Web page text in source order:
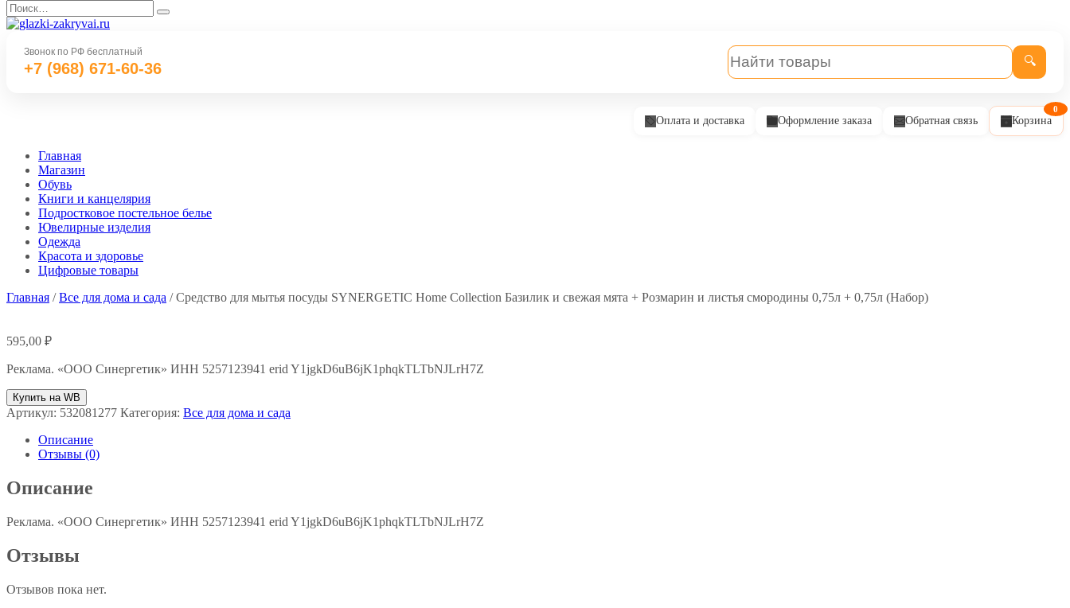
Перейти
к
содержанию
Search
for:
Звонок по РФ бесплатный
+7 (968) 671-60-36 🔍
Оплата и доставка Оформление заказа Обратная связь Корзина
0
Главная
Магазин
Обувь
Книги и канцелярия
Подростковое постельное белье
Ювелирные изделия
Одежда
Красота и здоровье
Цифровые товары
Главная /Все для дома и сада / Средство для мытья посуды SYNERGETIC Home Collection Базилик и свежая мята + Розмарин и листья смородины 0,75л + 0,75л (Набор)
595,00 ₽
Реклама. «ООО Синергетик» ИНН 5257123941 erid Y1jgkD6uB6jK1phqkTLTbNJLrH7Z
Купить на WB
Артикул: 532081277 Категория: Все для дома и сада
Описание
Отзывы (0)
Описание
Реклама. «ООО Синергетик» ИНН 5257123941 erid Y1jgkD6uB6jK1phqkTLTbNJLrH7Z
Отзывы
Отзывов пока нет.